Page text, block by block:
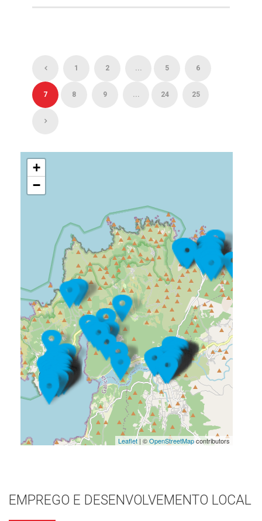
1 2 ... 5 6
7 8 9 ... 24 25
+
−
Leaflet| ©OpenStreetMapcontributors
EMPREGO E DESENVOLVEMENTO LOCAL